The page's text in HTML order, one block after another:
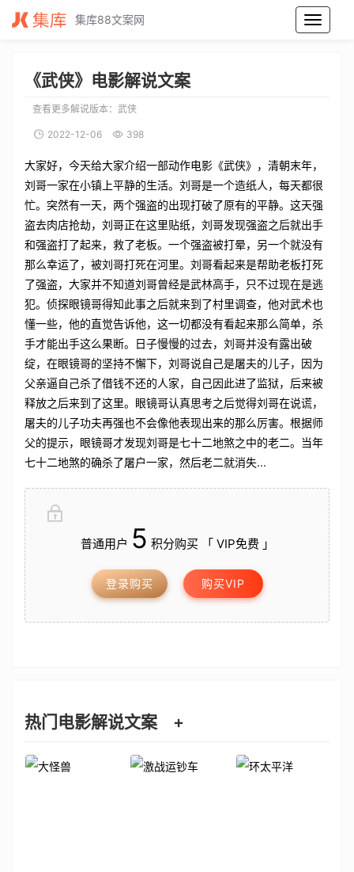
武侠电影解说文案_武侠电影解说词_武侠电影解说稿
集库88文案网
《武侠》电影解说文案
查看更多解说版本： 武侠
2022-12-06 398
大家好，今天给大家介绍一部动作电影《武侠》，清朝末年，
刘哥一家在小镇上平静的生活。刘哥是一个造纸人，每天都很
忙。突然有一天，两个强盗的出现打破了原有的平静。这天强
盗去肉店抢劫，刘哥正在这里贴纸，刘哥发现强盗之后就出手
和强盗打了起来，救了老板。一个强盗被打晕，另一个就没有
那么幸运了，被刘哥打死在河里。刘哥看起来是帮助老板打死
了强盗，大家并不知道刘哥曾经是武林高手，只不过现在是逃
犯。侦探眼镜哥得知此事之后就来到了村里调查，他对武术也
懂一些，他的直觉告诉他，这一切都没有看起来那么简单，杀
手才能出手这么果断。日子慢慢的过去，刘哥并没有露出破
绽，在眼镜哥的坚持不懈下，刘哥说自己是屠夫的儿子，因为
父亲逼自己杀了借钱不还的人家，自己因此进了监狱，后来被
释放之后来到了这里。眼镜哥认真思考之后觉得刘哥在说谎，
屠夫的儿子功夫再强也不会像他表现出来的那么厉害。根据师
父的提示，眼镜哥才发现刘哥是七十二地煞之中的老二。当年
七十二地煞的确杀了屠户一家，然后老二就消失...
普通用户 5 积分购买 「 VIP免费 」
登录购买 购买VIP
热门电影解说文案 +